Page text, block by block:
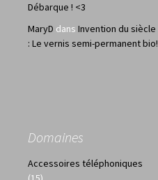
Débarque ! <3
MaryD dans Invention du siècle
: Le vernis semi-permanent bio!
Domaines
Accessoires téléphoniques